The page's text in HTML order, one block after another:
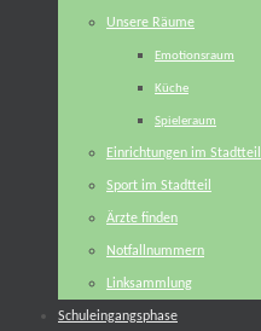
Unsere Räume
Emotionsraum
Küche
Spieleraum
Einrichtungen im Stadtteil
Sport im Stadtteil
Ärzte finden
Notfallnummern
Linksammlung
Schuleingangsphase